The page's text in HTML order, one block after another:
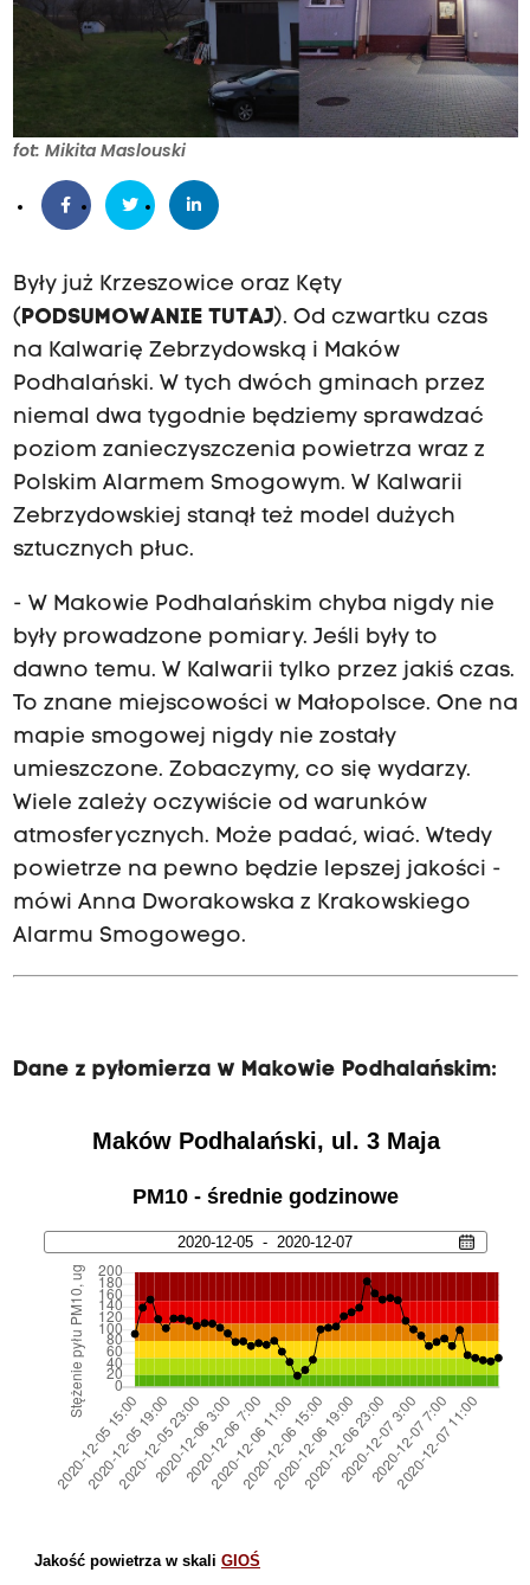
fot: Mikita Maslouski
Były już Krzeszowice oraz Kęty
(PODSUMOWANIE TUTAJ). Od czwartku czas
na Kalwarię Zebrzydowską i Maków
Podhalański. W tych dwóch gminach przez
niemal dwa tygodnie będziemy sprawdzać
poziom zanieczyszczenia powietrza wraz z
Polskim Alarmem Smogowym. W Kalwarii
Zebrzydowskiej stanął też model dużych
sztucznych płuc.
- W Makowie Podhalańskim chyba nigdy nie
były prowadzone pomiary. Jeśli były to
dawno temu. W Kalwarii tylko przez jakiś czas.
To znane miejscowości w Małopolsce. One na
mapie smogowej nigdy nie zostały
umieszczone. Zobaczymy, co się wydarzy.
Wiele zależy oczywiście od warunków
atmosferycznych. Może padać, wiać. Wtedy
powietrze na pewno będzie lepszej jakości -
mówi Anna Dworakowska z Krakowskiego
Alarmu Smogowego.
Dane z pyłomierza w Makowie Podhalańskim: